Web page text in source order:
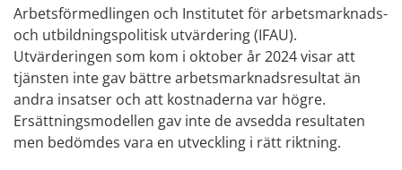
Arbetsförmedlingen och Institutet för arbetsmarknads-
och utbildningspolitisk utvärdering (IFAU).
Utvärderingen som kom i oktober år 2024 visar att
tjänsten inte gav bättre arbetsmarknadsresultat än
andra insatser och att kostnaderna var högre.
Ersättningsmodellen gav inte de avsedda resultaten
men bedömdes vara en utveckling i rätt riktning.